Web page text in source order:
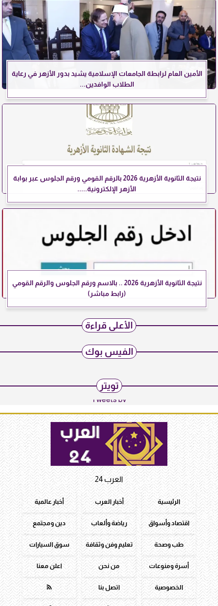
الأمين العام لرابطة الجامعات الإسلامية يشيد بدور الأزهر في رعاية
الطلاب الوافدين...
نتيجة الثانوية الأزهرية 2026 بالرقم القومي ورقم الجلوس عبر بوابة
الأزهر الإلكترونية.....
نتيجة الثانوية الأزهرية 2026 .. بالاسم ورقم الجلوس والرقم القومي
(رابط مباشر)
الأعلى قراءة
الفيس بوك
تويتر
Tweets by
العرب 24
الرئيسية أخبار العرب أخبار عالمية
اقتصاد وأسواق رياضة وألعاب دين ومجتمع
طب وصحة تعليم وفن وثقافة سوق السيارات
أسرة ومنوعات من نحن اعلن معنا
الخصوصية اتصل بنا 